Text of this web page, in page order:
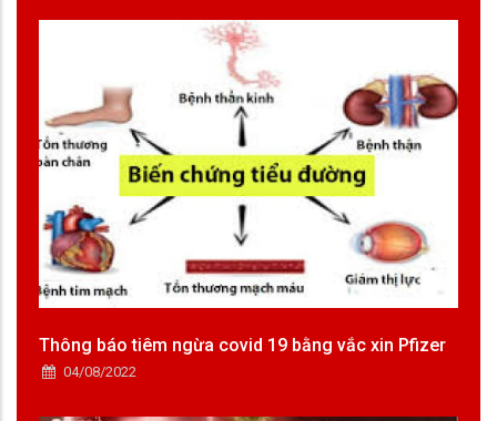
Thông báo tiêm ngừa covid 19 bằng vắc xin Pfizer
04/08/2022